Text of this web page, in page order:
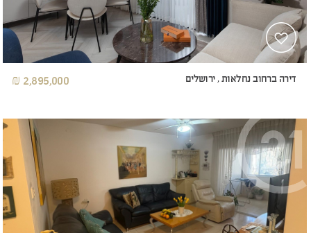
דירה ברחוב נחלאות , ירושלים 2,895,000 ₪